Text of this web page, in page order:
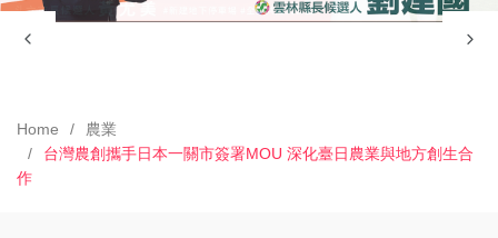
Home
農業
台灣農創攜手日本一關市簽署MOU 深化臺日農業與地方創生合
作